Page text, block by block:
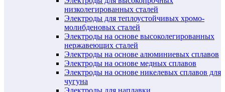
низколегированных сталей
Электроды для теплоустойчивых хромо-
молибденовых сталей
Электроды на основе высоколегированных
нержавеющих сталей
Электроды на основе алюминиевых сплавов
Электроды на основе медных сплавов
Электроды на основе никелевых сплавов для
чугуна
Электроды для наплавки